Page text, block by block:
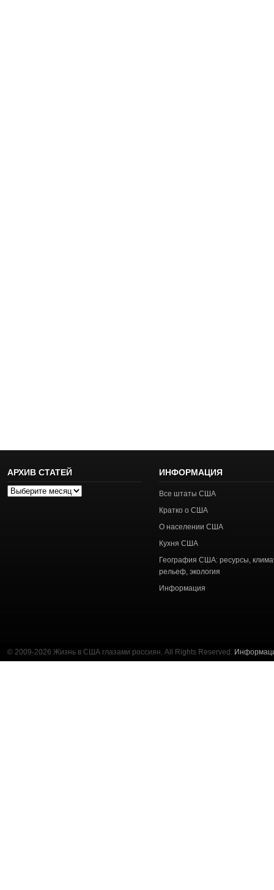
АРХИВ СТАТЕЙ
Архив
ИНФОРМАЦИЯ
Все штаты США
Кратко о США
О населении США
Кухня США
География США: ресурсы,
рельеф, экология
Информация
© 2009-2026 Жизнь в США глазами россиян. All Rights Reserved.